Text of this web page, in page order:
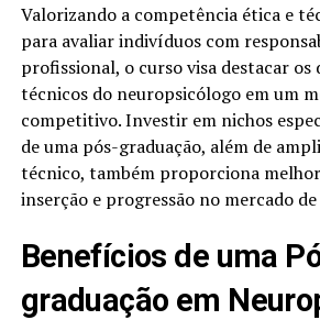
Valorizando a competência ética e
para avaliar indivíduos com
profissional, o curso visa destacar os
técnicos do neuropsicólogo em um
competitivo. Investir em nichos
de uma pós-graduação, além de
técnico, também proporciona
inserção e progressão no mercado
Benefícios de uma
graduação em